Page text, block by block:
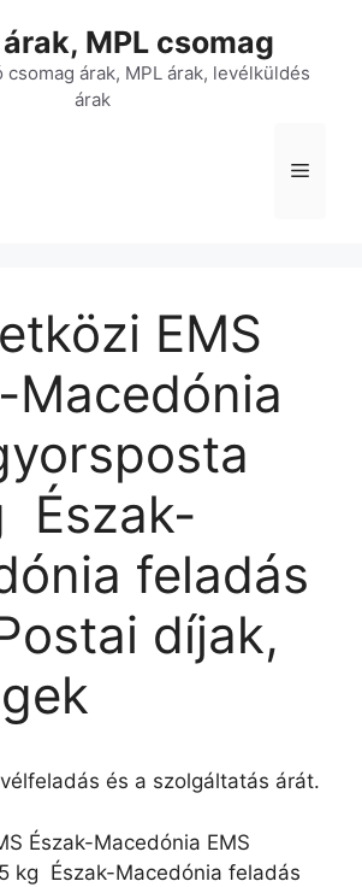
MPL csomag
csomag árak, MPL árak, levélküldés
árak
Menü
EMS
Macedónia

Észak-
feladás
díjak,
és a szolgáltatás árát.
Észak-Macedónia EMS
kg  Észak-Macedónia feladás